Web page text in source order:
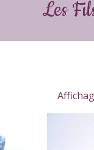
Les